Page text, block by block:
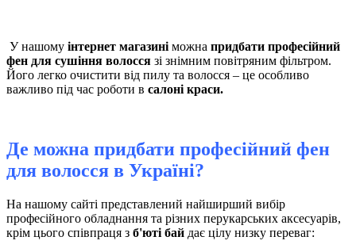
У нашому інтернет магазині можна придбати професійний
фен для сушіння волосся зі знімним повітряним фільтром.
Його легко очистити від пилу та волосся – це особливо
важливо під час роботи в салоні краси.
Де можна придбати професійний фен
для волосся в Україні?
На нашому сайті представлений найширший вибір
професійного обладнання та різних перукарських аксесуарів,
крім цього співпраця з б'юті бай дає цілу низку переваг: